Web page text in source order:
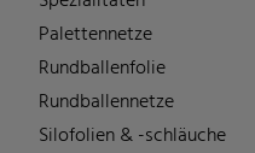
Palettennetze
Rundballenfolie
Rundballennetze
Silofolien & -schläuche